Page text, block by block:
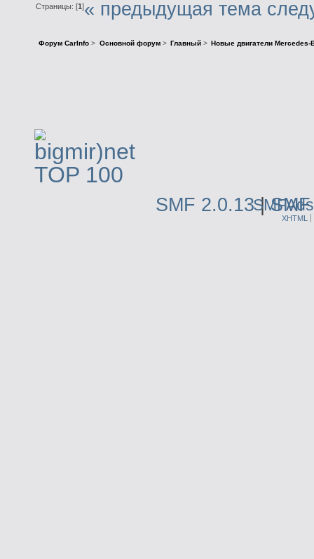
Страницы: [1]« предыдущая тема
Форум CarInfo > Основной форум> Главный> Новые двигатели Mercedes-
SMF 2.0.13|
SMFAds
XHTML